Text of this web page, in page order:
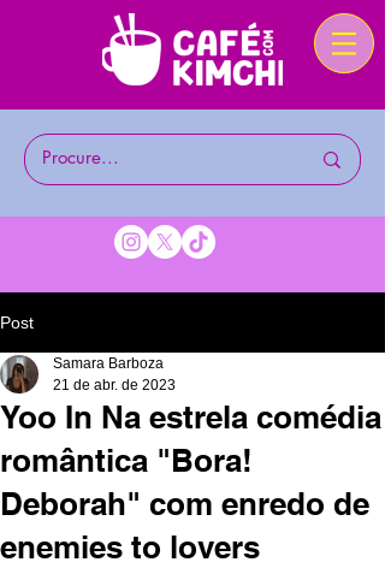
Post
Yoo In Na estrela comédia
romântica "Bora!
Deborah" com enredo de
enemies to lovers
Samara Barboza
21 de abr. de 2023